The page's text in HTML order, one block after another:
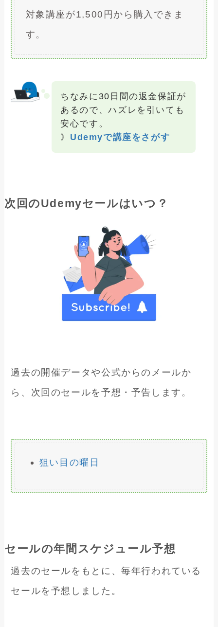
対象講座が1,500円から購入できま
す。
ちなみに30日間の返金保証が
あるので、ハズレを引いても
安心です。
》 Udemyで講座をさがす
次回のUdemyセールはいつ？
過去の開催データや公式からのメールか
ら、次回のセールを予想・予告します。
狙い目の曜日
セールの年間スケジュール予想
過去のセールをもとに、毎年行われている
セールを予想しました。